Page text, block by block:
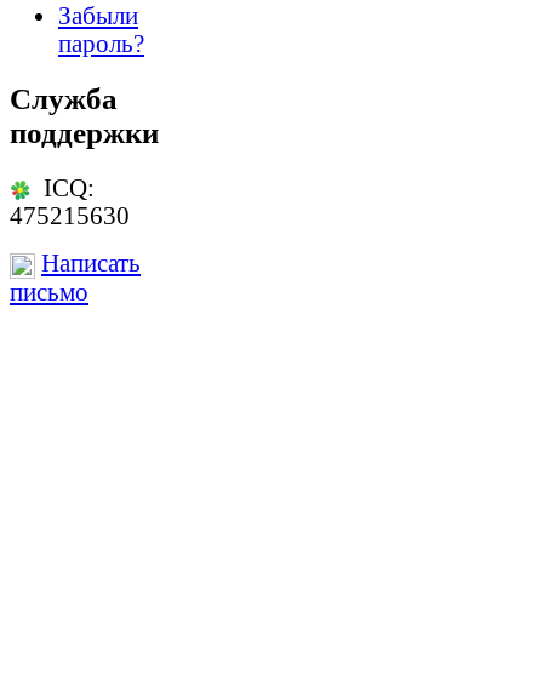
Забыли
пароль?
Служба
поддержки
ICQ:
475215630
Написать
письмо